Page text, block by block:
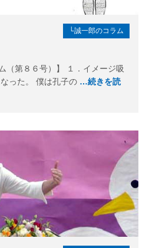
└誠一郎のコラム
（第８６号）】 １．イメージ吸
った。 僕は孔子の …続きを読